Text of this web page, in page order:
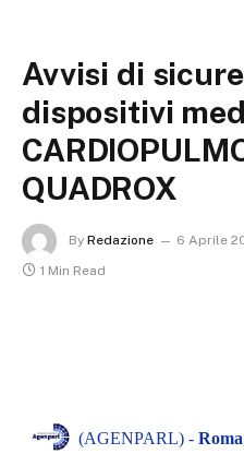
Avvisi di
dispositivi
QUADROX
By Redazione 6 Aprile
1 Min Read
(AGENPARL) - Roma